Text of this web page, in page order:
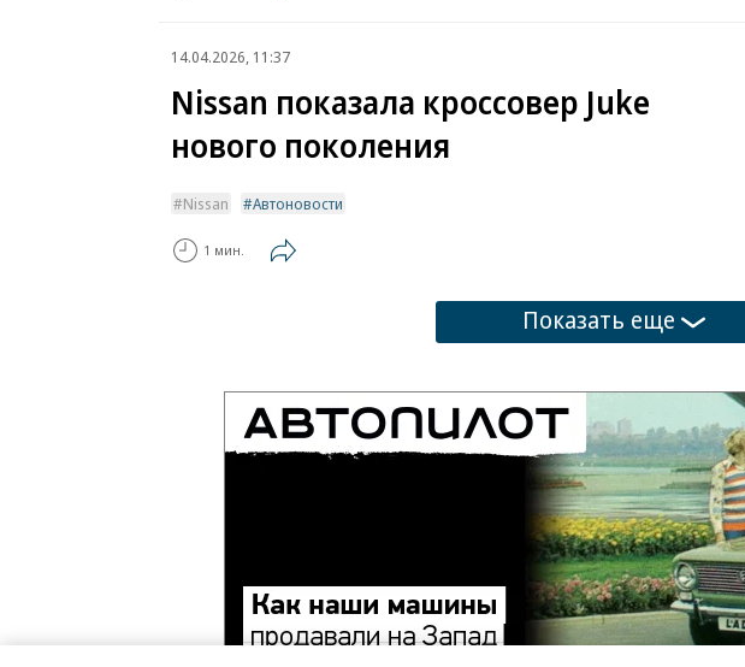
14.04.2026, 11:37
Nissan показала кроссовер Juke
нового поколения
Nissan Автоновости
1 мин.
Показать еще